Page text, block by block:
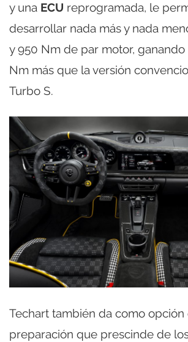
y una ECU reprogramada, le
desarrollar nada más y nada
y 950 Nm de par motor, ganando
Nm más que la versión
Turbo S.
Techart también da como opción
preparación que prescinde de